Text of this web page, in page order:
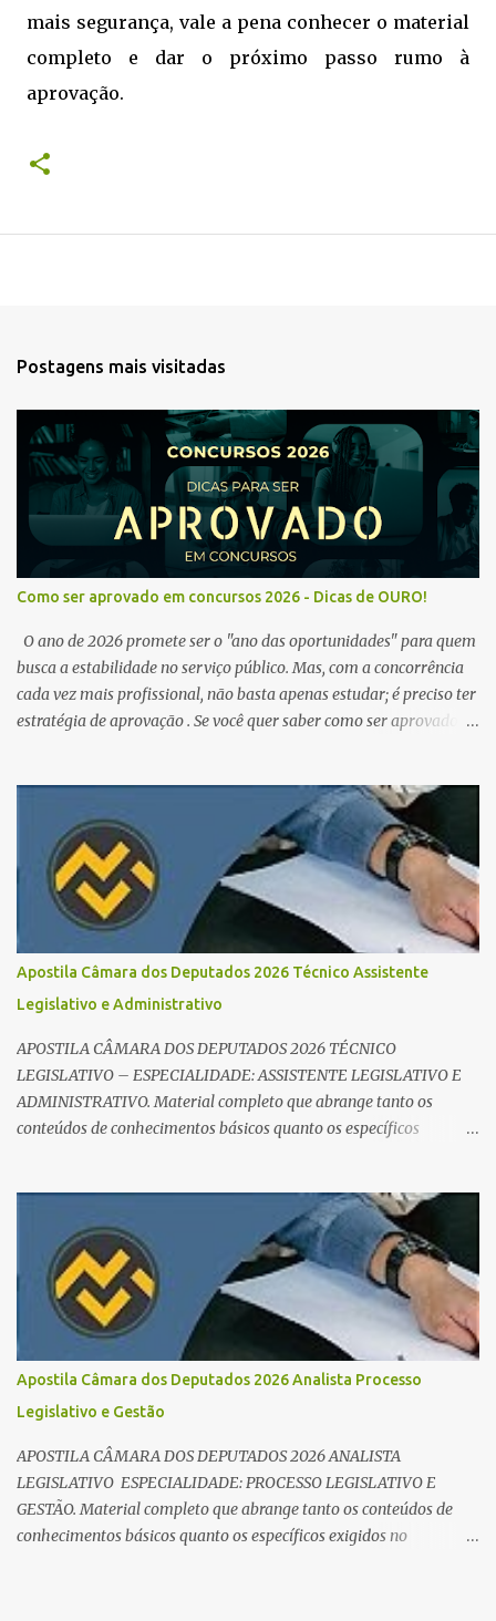
mais segurança, vale a pena conhecer o material
completo e dar o próximo passo rumo à
aprovação.
Postagens mais visitadas
Como ser aprovado em concursos 2026 - Dicas de OURO!
O ano de 2026 promete ser o "ano das oportunidades" para quem
busca a estabilidade no serviço público. Mas, com a concorrência
cada vez mais profissional, não basta apenas estudar; é preciso ter
estratégia de aprovação . Se você quer saber como ser aprovado
Edital Verticalizado Não comece a estudar sem ler o edital. A dica
de ouro é criar um edital verticalizado . Liste todos os tópicos e
marque seu progresso (Teoria / Resumo / Questões). Isso evita que
você perca tempo com conteúdos irrelevantes e garante que você
bata todo o conteúdo programático. Palavras-chave para o seu
sucesso: Cronograma de estudos dinâmico; Técnica Pomodoro
para foco total; Foco em disciplinas básicas (Português, RLM e
Direito Administrativo). 🔄 2. Revisão Espaç...
Apostila Câmara dos Deputados 2026 Técnico Assistente
Legislativo e Administrativo
APOSTILA CÂMARA DOS DEPUTADOS 2026 TÉCNICO
LEGISLATIVO – ESPECIALIDADE: ASSISTENTE LEGISLATIVO E
ADMINISTRATIVO. Material completo que abrange tanto os
conteúdos de conhecimentos básicos quanto os específicos
realidade, e o cargo de Analista Legislativo (Processo Legislativo e
Gestão) se destaca como uma das melhores oportunidades do ano.
Com exigência de nível superior em qualquer área, o certame
oferece 35 vagas imediatas e salários que ultrapassam os R$ 30
mil . O que estudar para Processo Legislativo e Gestão? Para vencer
a concorrência da banca Cebraspe , o candidato precisa dominar o
conteúdo programático dividido em: Conhecimentos Básicos:
Português, Inglês, Raciocínio Lógico e Informática/Dados.
Conhecimentos Específicos: O "coração" da prova. É essencial focar
no Regimento Interno da Câmara dos Deputa...
Apostila Câmara dos Deputados 2026 Analista Processo
Legislativo e Gestão
APOSTILA CÂMARA DOS DEPUTADOS 2026 ANALISTA
LEGISLATIVO ESPECIALIDADE: PROCESSO LEGISLATIVO E
GESTÃO. Material completo que abrange tanto os conteúdos de
conhecimentos básicos quanto os específicos exigidos no